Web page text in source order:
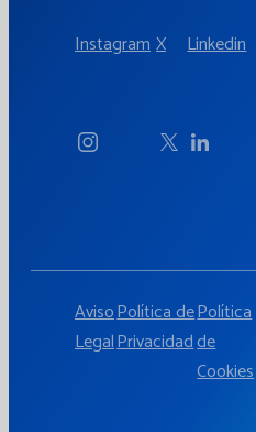
InstagramX Linkedin
Aviso
Legal
Política de
Privacidad
Política
de
Cookies